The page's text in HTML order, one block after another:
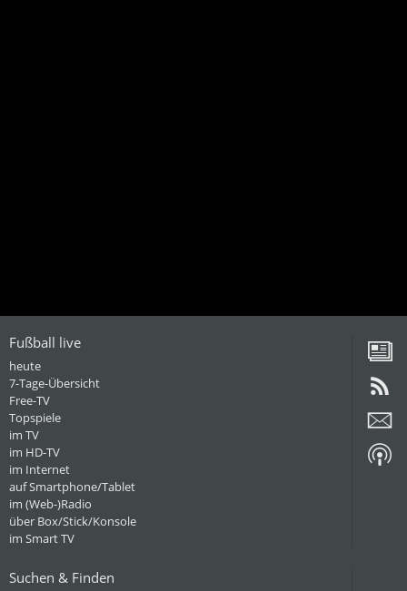
Fußball live
heute
7-Tage-Übersicht
Free-TV
Topspiele
im TV
im HD-TV
im Internet
auf Smartphone/Tablet
im (Web-)Radio
über Box/Stick/Konsole
im Smart TV
Suchen & Finden